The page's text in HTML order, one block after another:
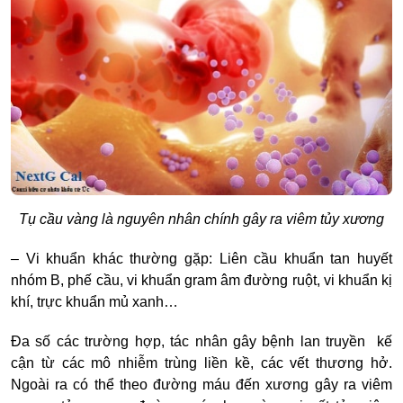
Tụ cầu vàng là nguyên nhân chính gây ra viêm tủy xương
– Vi khuẩn khác thường gặp: Liên cầu khuẩn tan huyết
nhóm B, phế cầu, vi khuẩn gram âm đường ruột, vi khuẩn kị
khí, trực khuẩn mủ xanh…
Đa số các trường hợp, tác nhân gây bệnh lan truyền kế
cận từ các mô nhiễm trùng liền kề, các vết thương hở.
Ngoài ra có thể theo đường máu đến xương gây ra viêm